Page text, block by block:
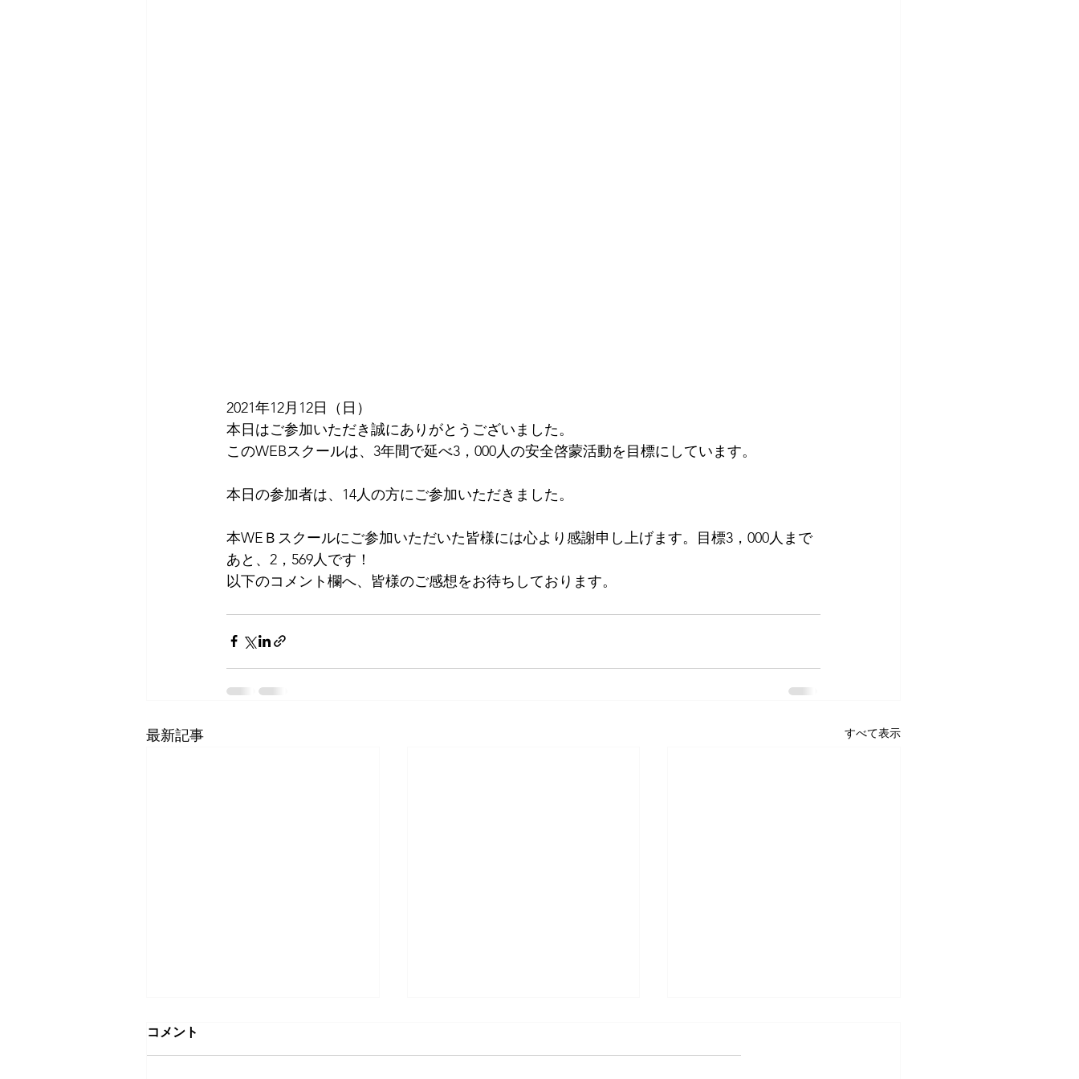
2021年12月12日（日）
本日はご参加いただき誠にありがとうございました。
このWEBスクールは、3年間で延べ3，000人の安全啓蒙活動を目標にしています。
本日の参加者は、14人の方にご参加いただきました。
本WEＢスクールにご参加いただいた皆様には心より感謝申し上げます。目標3，000人まで
あと、2，569人です！
以下のコメント欄へ、皆様のご感想をお待ちしております。
最新記事 すべて表示
コメント